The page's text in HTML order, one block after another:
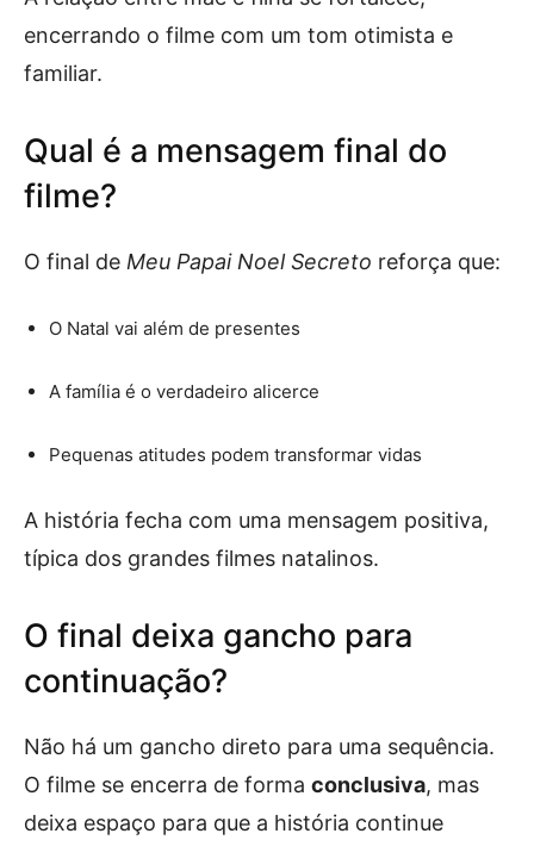
encerrando o filme com um tom otimista e
familiar.
Qual é a mensagem final do
filme?
O final de Meu Papai Noel Secreto reforça que:
O Natal vai além de presentes
A família é o verdadeiro alicerce
Pequenas atitudes podem transformar vidas
A história fecha com uma mensagem positiva,
típica dos grandes filmes natalinos.
O final deixa gancho para
continuação?
Não há um gancho direto para uma sequência.
O filme se encerra de forma conclusiva, mas
deixa espaço para que a história continue